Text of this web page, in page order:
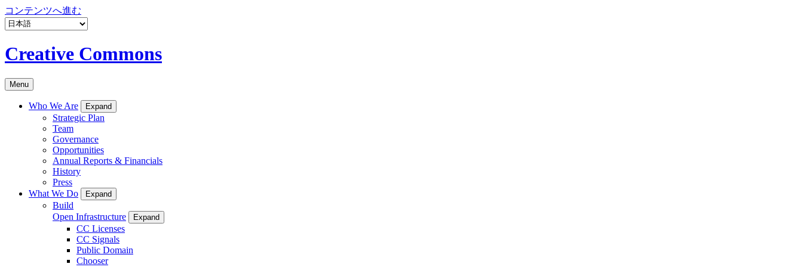
コンテンツへ進む
Creative Commons
Menu
Who We Are Expand
Strategic Plan
Team
Governance
Opportunities
Annual Reports & Financials
History
Press
What We Do
Expand
Build
Open Infrastructure
Expand
CC Licenses
CC Signals
Public Domain
Chooser